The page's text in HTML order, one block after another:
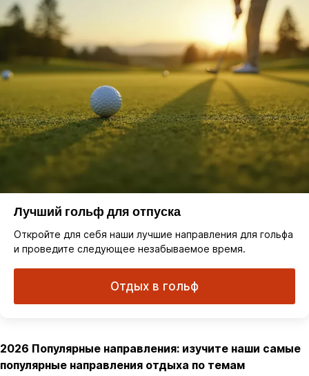
Лучший гольф для отпуска
Откройте для себя наши лучшие направления для гольфа
и проведите следующее незабываемое время.
Отдых в гольф
2026 Популярные направления: изучите наши самые
популярные направления отдыха по темам